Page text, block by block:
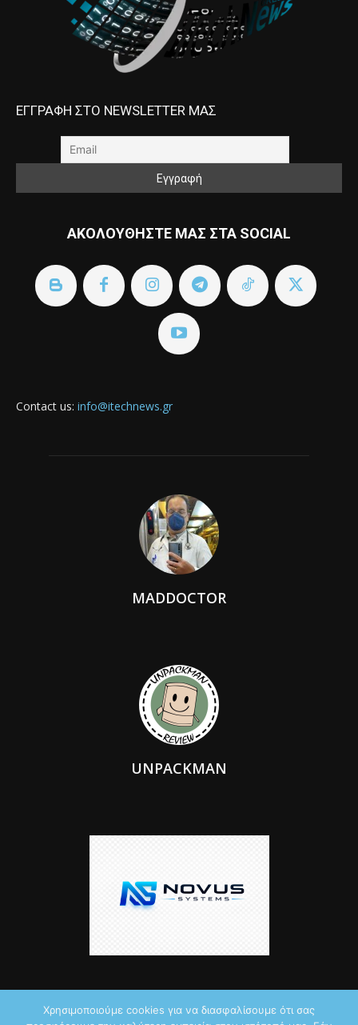
ΕΓΓΡΑΦΗ ΣΤΟ NEWSLETTER ΜΑΣ
ΑΚΟΛΟΥΘΗΣΤΕ ΜΑΣ ΣΤΑ SOCIAL
Contact us: info@itechnews.gr
MADDOCTOR
UNPACKMAN
Χρησιμοποιούμε cookies για να διασφαλίσουμε ότι σας